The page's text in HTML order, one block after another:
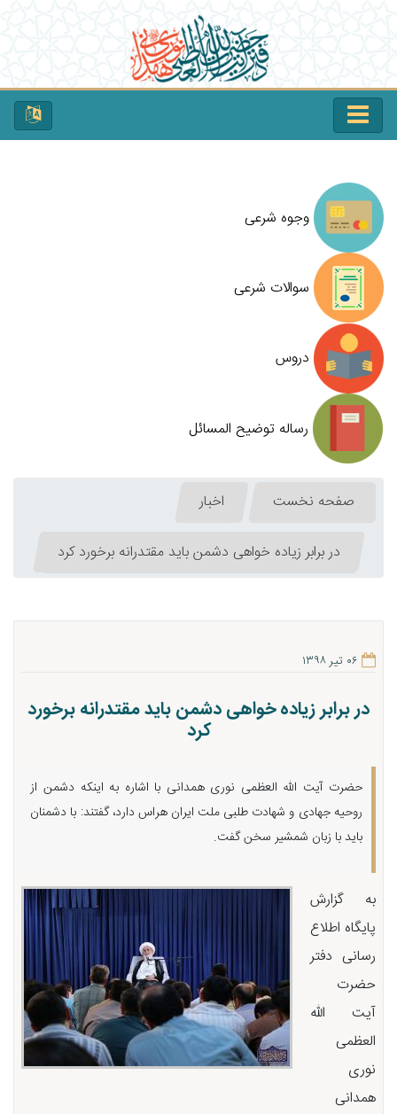
وجوه شرعی
سوالات شرعی
دروس
رساله توضیح المسائل
صفحه نخست اخبار
در برابر زیاده خواهی دشمن باید مقتدرانه برخورد کرد
۰۶ تیر ۱۳۹۸
در برابر زیاده خواهی دشمن باید مقتدرانه برخورد
کرد
حضرت آیت الله العظمی نوری همدانی با اشاره به اینکه دشمن از
روحیه جهادی و شهادت طلبی ملت ایران هراس دارد، گفتند: با دشمنان
باید با زبان شمشیر سخن گفت.
به گزارش
پایگاه اطلاع
رسانی دفتر
حضرت
آیت الله
العظمی
نوری
همدانی